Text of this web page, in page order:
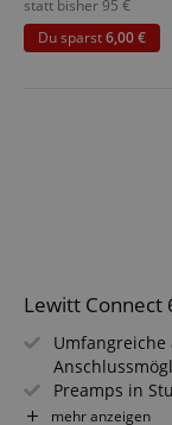
Senkt die
effizient ab
statt bisher95 €
Du sparst6,00 €
Lewitt Connect
Preamps in
EIN
mehr anzeigen